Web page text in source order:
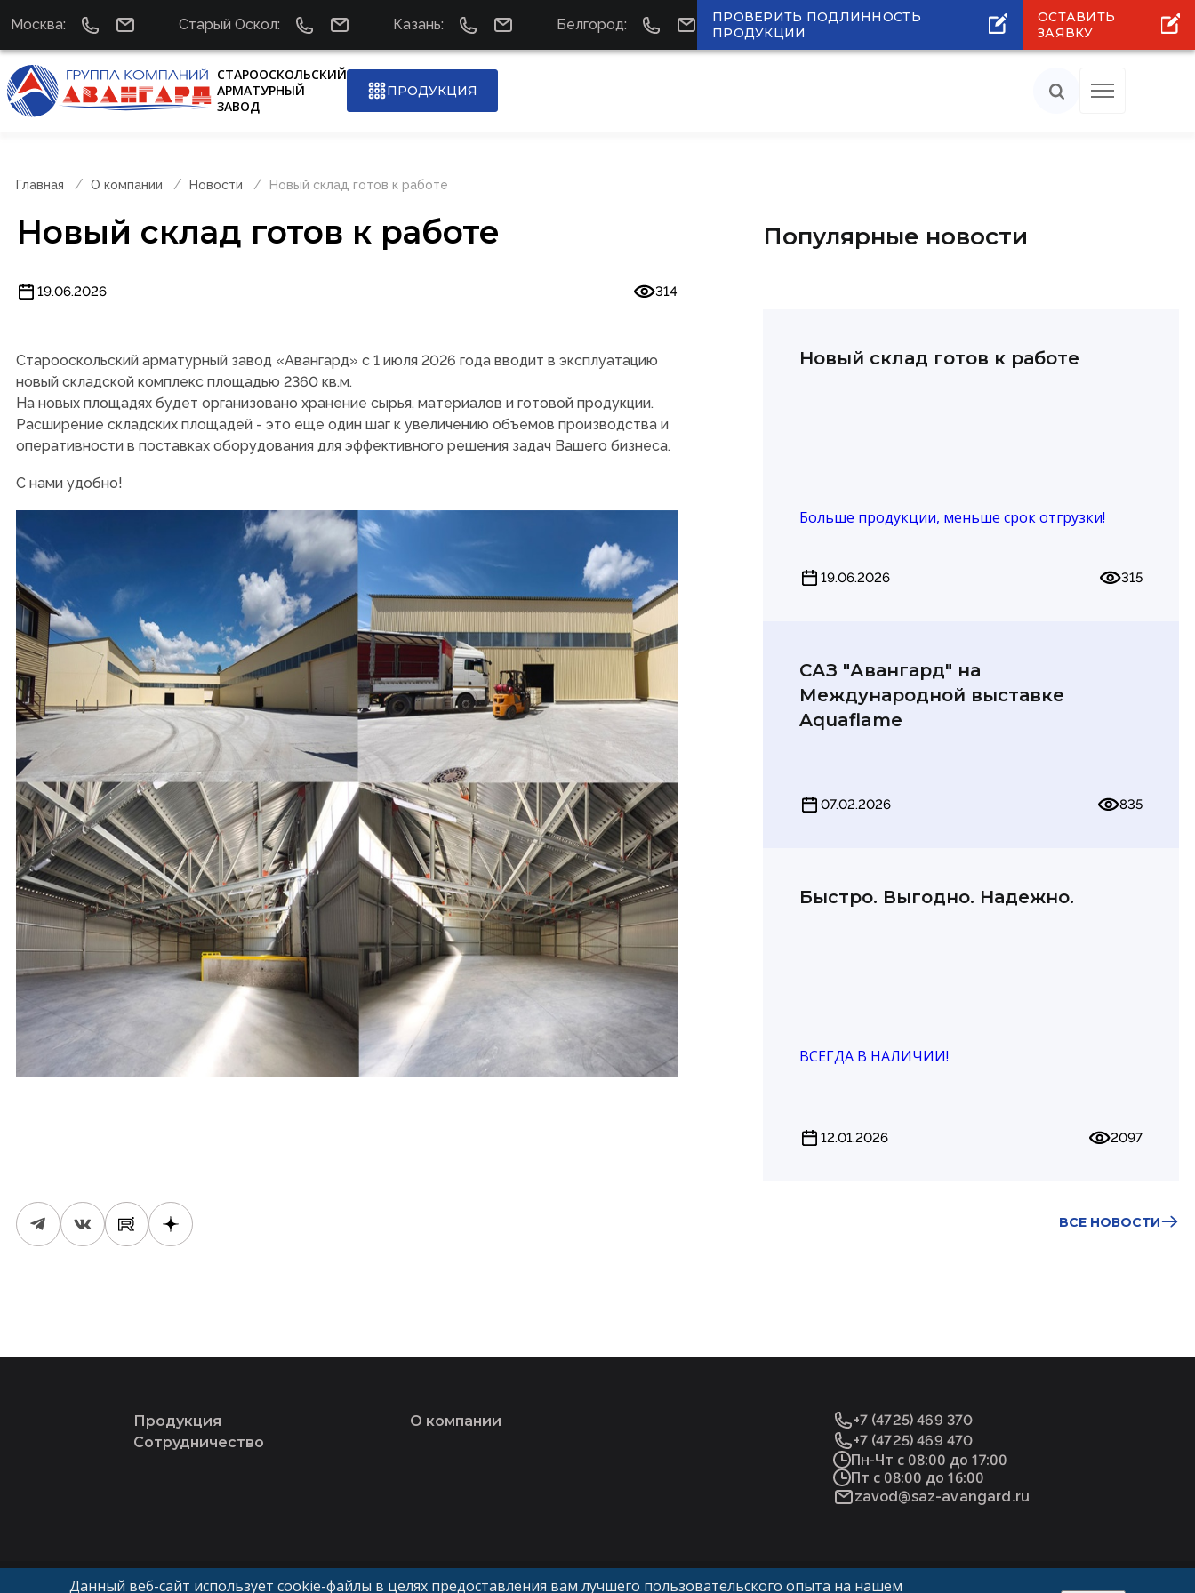
Москва: Старый Оскол: Казань: Белгород:
ПРОВЕРИТЬ ПОДЛИННОСТЬ
ПРОДУКЦИИ
ОСТАВИТЬ
ЗАЯВКУ
СТАРООСКОЛЬСКИЙ
АРМАТУРНЫЙ
ЗАВОД
ПРОДУКЦИЯ
Главная О компании Новости Новый склад готов к работе
Новый склад готов к работе
19.06.2026 314
Старооскольский арматурный завод «Авангард» с 1 июля 2026 года вводит в эксплуатацию
новый складской комплекс площадью 2360 кв.м.
На новых площадях будет организовано хранение сырья, материалов и готовой продукции.
Расширение складских площадей - это еще один шаг к увеличению объемов производства и
оперативности в поставках оборудования для эффективного решения задач Вашего бизнеса.
С нами удобно!
Популярные новости
Новый склад готов к работе
Больше продукции, меньше срок отгрузки!
19.06.2026 315
САЗ "Авангард" на
Международной выставке
Aquaflame
07.02.2026 835
Быстро. Выгодно. Надежно.
ВСЕГДА В НАЛИЧИИ!
12.01.2026 2097
BСЕ НОВОСТИ
Продукция
Сотрудничество
О компании
+7 (4725) 469 370
+7 (4725) 469 470
Пн-Чт с 08:00 до 17:00
Пт с 08:00 до 16:00
zavod@saz-avangard.ru
© «ГК Авангард»
Политика конфиденциальности и обработки
Данный веб-сайт использует cookie-файлы в целях предоставления вам лучшего пользовательского опыта на нашем